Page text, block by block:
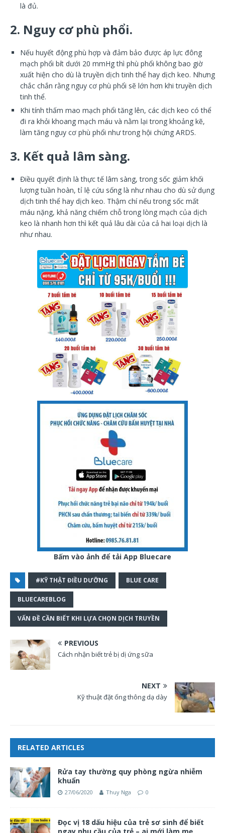
là đủ.
2. Nguy cơ phù phổi.
Nếu huyết động phù hợp và đảm bảo được áp lực đông
mạch phổi bít dưới 20 mmHg thì phù phổi không bao giờ
xuất hiện cho dù là truyền dịch tinh thể hay dịch keo. Nhưng
chắc chắn rằng nguy cơ phù phổi sẽ lớn hơn khi truyền dịch
tinh thể.
Khi tính thấm mao mạch phổi tăng lên, các dịch keo có thể
đi ra khỏi khoang mạch máu và nằm lại trong khoảng kẽ,
làm tăng nguy cơ phù phổi như trong hội chứng ARDS.
3. Kết quả lâm sàng.
Điều quyết định là thực tế lâm sàng, trong sốc giảm khối
lượng tuần hoàn, tỉ lệ cứu sống là như nhau cho dù sử dụng
dịch tinh thể hay dịch keo. Thậm chí nếu trong sốc mất
máu nặng, khả năng chiếm chỗ trong lòng mạch của dịch
keo là nhanh hơn thì kết quả lâu dài của cả hai loại dịch là
như nhau.
Bấm vào ảnh để tải App Bluecare
#KỸ THẬT ĐIỀU DƯỠNG BLUE CARE
BLUECAREBLOG
VẤN ĐỀ CẦN BIẾT KHI LỰA CHỌN DỊCH TRUYỀN
PREVIOUS
Cách nhận biết trẻ bị dị ứng sữa
NEXT
Kỹ thuật đặt ống thông dạ dày
RELATED ARTICLES
Rửa tay thường quy phòng ngừa nhiễm
khuẩn
27/06/2020 Thuy Nga 0
Đọc vị 18 dấu hiệu của trẻ sơ sinh để biết